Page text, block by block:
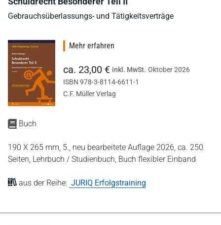
Gebrauchsüberlassungs- und Tätigkeitsverträge
Buch
190 X 265 mm, 5., neu bearbeitete Auflage 2026, ca. 250
Seiten, Lehrbuch / Studienbuch, Buch flexibler Einband
aus der Reihe: JURIQ Erfolgstraining
Mehr erfahren
ca. 23,00 € inkl. MwSt. Oktober 2026
ISBN 978-3-8114-6611-1
C.F. Müller Verlag